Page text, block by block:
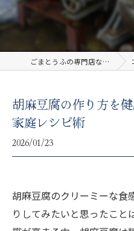
ごまとうふの専門店なら有限会社森下商店総本舗
胡麻豆腐の作り方を
家庭レシピ術
2026/01/23
胡麻豆腐のクリーミーな食
りしてみたいと思ったこと